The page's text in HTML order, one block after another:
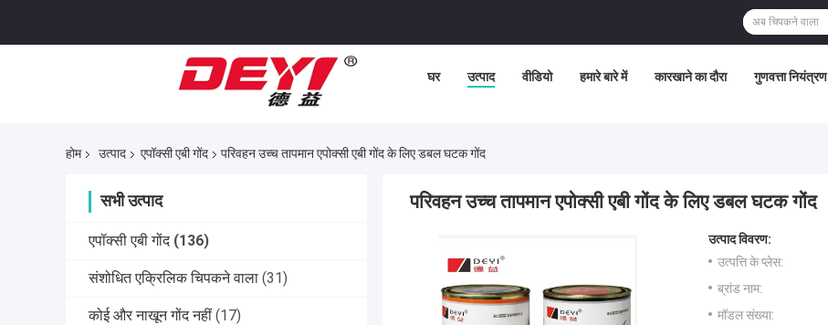
घर उत्पाद वीडियो हमारे बारे में कारखाने का दौरा गुणवत्ता नियंत्रण
होम उत्पाद एपॉक्सी एबी गोंद परिवहन उच्च तापमान एपोक्सी एबी गोंद के लिए डबल घटक गोंद
सभी उत्पाद
एपॉक्सी एबी गोंद (136)
संशोधित एक्रिलिक चिपकने वाला (31)
कोई और नाखून गोंद नहीं (17)
परिवहन उच्च तापमान एपोक्सी एबी गोंद के लिए डबल घटक गोंद
उत्पाद विवरण:
उत्पत्ति के प्लेस:
ब्रांड नाम:
मॉडल संख्या: